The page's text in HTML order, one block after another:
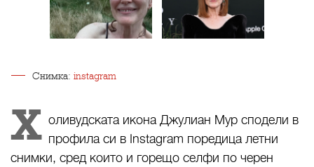
Снимка: instagram
Х оливудската икона Джулиан Мур сподели в
профила си в Instagram поредица летни
снимки, сред които и горещо селфи по черен